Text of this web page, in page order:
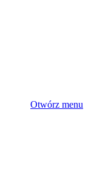
Otwórz menu